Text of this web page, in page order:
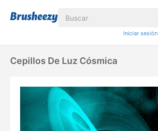
Iniciar sesión
Cepillos De Luz Cósmica